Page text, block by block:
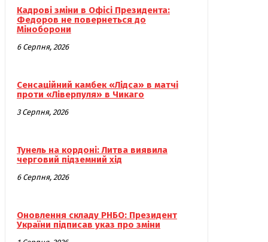
Кадрові зміни в Офісі Президента:
Федоров не повернеться до
Міноборони
6 Серпня, 2026
Сенсаційний камбек «Лідса» в матчі
проти «Ліверпуля» в Чикаго
3 Серпня, 2026
Тунель на кордоні: Литва виявила
черговий підземний хід
6 Серпня, 2026
Оновлення складу РНБО: Президент
України підписав указ про зміни